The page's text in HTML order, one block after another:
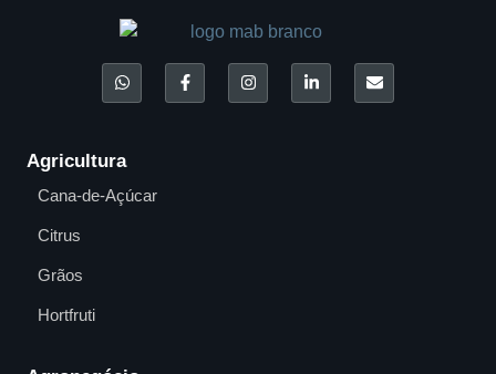
Agricultura
Cana-de-Açúcar
Citrus
Grãos
Hortfruti